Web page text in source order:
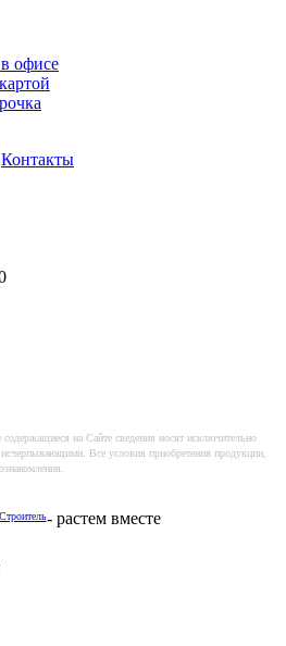
офисе
Контакты
на Сайте сведения носят исключительно
Все условия приобретения продукции,
- растем вместе